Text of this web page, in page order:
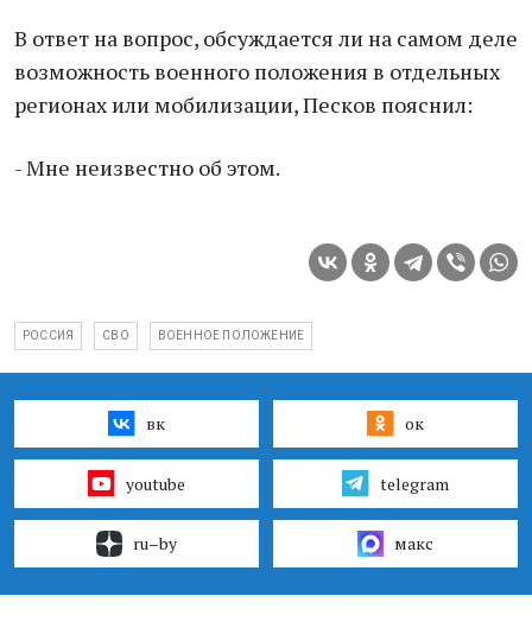
В ответ на вопрос, обсуждается ли на самом деле
возможность военного положения в отдельных
регионах или мобилизации, Песков пояснил:
- Мне неизвестно об этом.
РОССИЯ СВО ВОЕННОЕ ПОЛОЖЕНИЕ
вк ок
youtube telegram
ru–by макс